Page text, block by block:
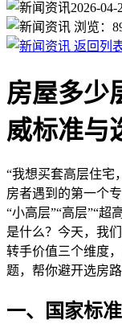
2026-04-
浏览：
返回列
房屋多少
威标准与
“我想买套高层住宅
房者遇到的第一个
“小高层”“高层”“超
是什么？今天，我
转手价值三个维度
题，帮你避开选房路
一、国家标